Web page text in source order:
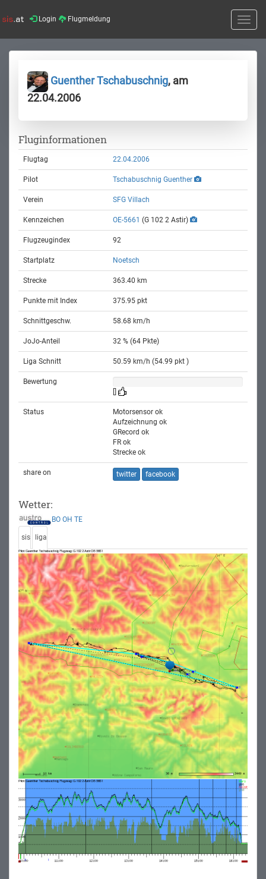
Login Flugmeldung
Toggle
Guenther Tschabuschnig, am
22.04.2006
Fluginformationen
Flugtag 22.04.2006
Pilot Tschabuschnig Guenther
Verein SFG Villach
Kennzeichen OE-5661 (G 102 2 Astir)
Flugzeugindex 92
Startplatz Noetsch
Strecke 363.40 km
Punkte mit Index 375.95 pkt
Schnittgeschw. 58.68 km/h
JoJo-Anteil 32 % (64 Pkte)
Liga Schnitt 50.59 km/h (54.99 pkt )
Bewertung
Status
Motorsensor ok
Aufzeichnung ok
GRecord ok
FR ok
Strecke ok
share on twitter facebook
Wetter:
BO OH TE
sis liga